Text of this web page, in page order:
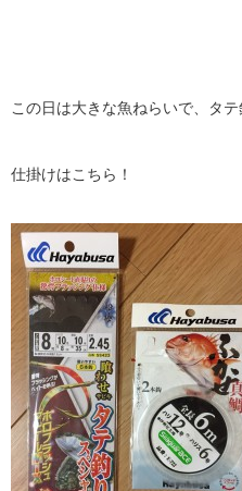
この日は大きな魚ねらいで、タ
仕掛けはこちら！